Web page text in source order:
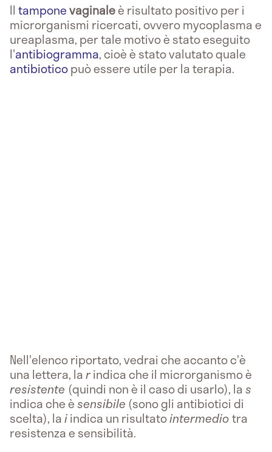
Il tamponevaginaleè risultato positivo per i
microrganismi ricercati, ovvero mycoplasma e
ureaplasma, per tale motivo è stato eseguito
l'antibiogramma, cioè è stato valutato quale
antibioticopuò essere utile per la terapia.
Nell'elenco riportato, vedrai che accanto c'è
una lettera, larindica che il microrganismo è
resistente (quindi non è il caso di usarlo), las
indica che èsensibile (sono gli antibiotici di
scelta), laiindica un risultatointermediotra
resistenza e sensibilità.